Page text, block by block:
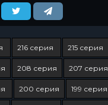
216 серия 215 серия
208 серия 207 серия
200 серия 199 серия